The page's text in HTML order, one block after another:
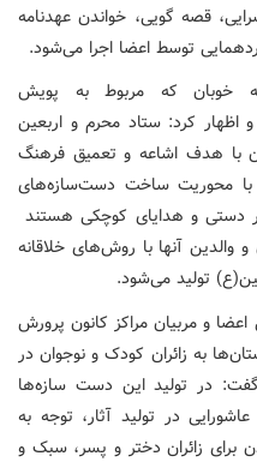
قصه گویی، خواندن عهدنامه
توسط اعضا اجرا می‌شود.
خوبان که مربوط به پویش
اظهار کرد: ستاد محرم و اربعین
با هدف اشاعه و تعمیق فرهنگ
با محوریت ساخت دست‌سازه‌های
دستی و هدایای کوچکی هستند
والدین آنها با روش‌های خلاقانه
تولید می‌شود.
و مربیان مراکز کانون پرورش
به زائران کودک و نوجوان در
در تولید این دست سازه‌ها
در تولید آثار، توجه به
برای زائران دختر و پسر، سبک و